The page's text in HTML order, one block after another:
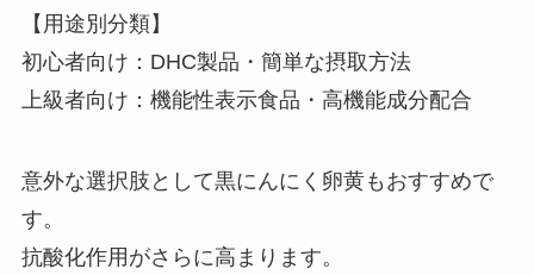
【用途別分類】
初心者向け：DHC製品・簡単な摂取方法
上級者向け：機能性表示食品・高機能成分配合
意外な選択肢として黒にんにく卵黄もおすすめで
す。
抗酸化作用がさらに高まります。